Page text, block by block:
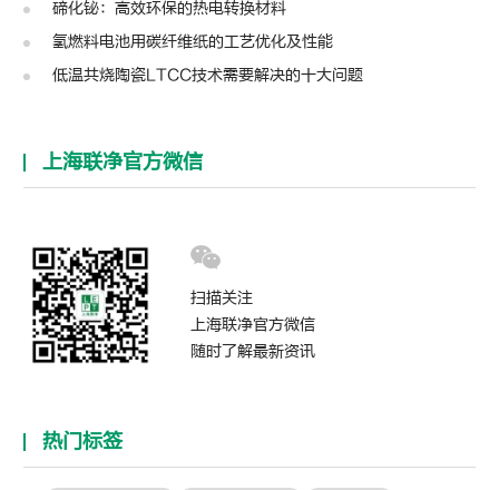
碲化铋：高效环保的热电转换材料
氢燃料电池用碳纤维纸的工艺优化及性能
低温共烧陶瓷LTCC技术需要解决的十大问题
上海联净官方微信
扫描关注
上海联净官方微信
随时了解最新资讯
热门标签